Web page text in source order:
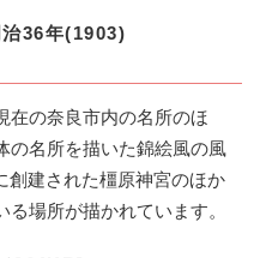
36年(1903)
の奈良市内の名所のほ
の名所を描いた錦絵風の風
創建された橿原神宮のほか
場所が描かれています。